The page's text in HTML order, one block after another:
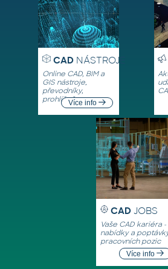
CADNÁSTROJE
Online CAD, BIM a
GIS nástroje,
převodníky,
prohlížečeVíce info
CAD JOBS
Vaše CAD kariéra -
nabídky a
pracovních pozic
Více info